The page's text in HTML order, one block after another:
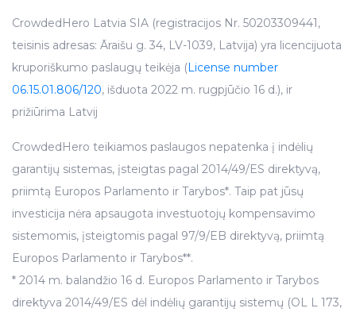
CrowdedHero Latvia SIA (registracijos Nr. 50203309441,
teisinis adresas: Āraišu g. 34, LV-1039, Latvija) yra licencijuota
kruporiškumo paslaugų teikėja (License number
06.15.01.806/120, išduota 2022 m. rugpjūčio 16 d.), ir
prižiūrima Latvij
CrowdedHero teikiamos paslaugos nepatenka į indėlių
garantijų sistemas, įsteigtas pagal 2014/49/ES direktyvą,
priimtą Europos Parlamento ir Tarybos*. Taip pat jūsų
investicija nėra apsaugota investuotojų kompensavimo
sistemomis, įsteigtomis pagal 97/9/EB direktyvą, priimtą
Europos Parlamento ir Tarybos**.
* 2014 m. balandžio 16 d. Europos Parlamento ir Tarybos
direktyva 2014/49/ES dėl indėlių garantijų sistemų (OL L 173,